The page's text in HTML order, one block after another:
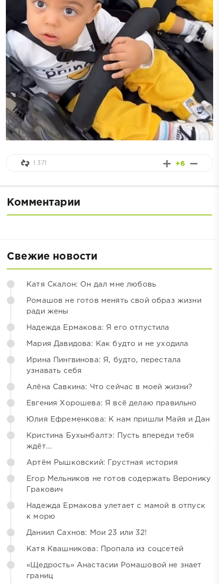
+6
1 371
Комментарии
Свежие новости
Катя Скалон: Он дал мне любовь
Ромашов не готов менять свой образ жизни
ради жены
Надежда Ермакова: Я его отпустила
Мария Давидова: Как будто и не уходила
Ирина Пингвинова: Я, будто, перестала
узнавать себя
Алёна Савкина: Что сейчас в моей жизни?
Евгения Хорошева: Я всё делаю правильно
Юлия Ефременкова: К нам пришли Майя и Дан
Кристина Бухынбалтэ: Пусть впереди тебя
ждёт...
Артём Рышковский: Грустная история
Егор Мельников не готов содержать Веронику
Гракович
Надежда Ермакова улетает с мамой в отпуск
к морю
Даниил Сахнов: Мои 23 или 32!
Катя Квашникова: Пропала из соцсетей
«Щедрость» Анастасии Ромашовой не знает
границ